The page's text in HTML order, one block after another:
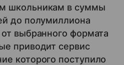
школьникам в суммы
до полумиллиона
выбранного формата
приводит сервис
которого поступило